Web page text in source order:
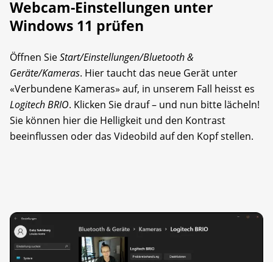
Webcam-Einstellungen unter
Windows 11 prüfen
Öffnen SieStart/Einstellungen/Bluetooth &
Geräte/Kameras. Hier taucht das neue Gerät unter
«Verbundene Kameras» auf, in unserem Fall heisst es
Logitech BRIO. Klicken Sie drauf – und nun bitte lächeln!
Sie können hier die Helligkeit und den Kontrast
beeinflussen oder das Videobild auf den Kopf stellen.